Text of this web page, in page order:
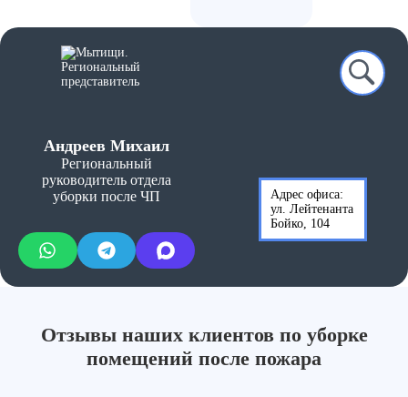
Андреев Михаил
Региональный
руководитель отдела
уборки после ЧП
Адрес офиса:
ул. Лейтенанта
Бойко, 104
Отзывы наших клиентов по уборке
помещений после пожара